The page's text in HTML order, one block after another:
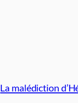
La malédiction